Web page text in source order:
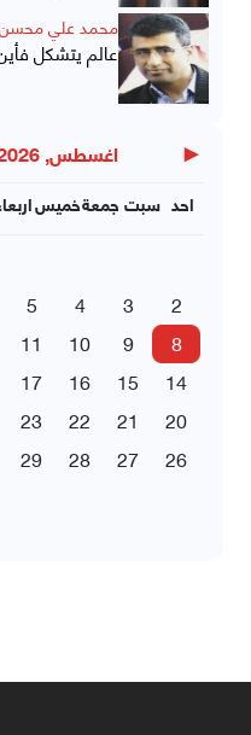
محمد علي محسن
عالم يتشكل
◀ اغسطس, 2026
خميسجمعة سبت احد
2
3
4
5
8
9
10
11
14
15
16
17
20
21
22
23
26
27
28
29